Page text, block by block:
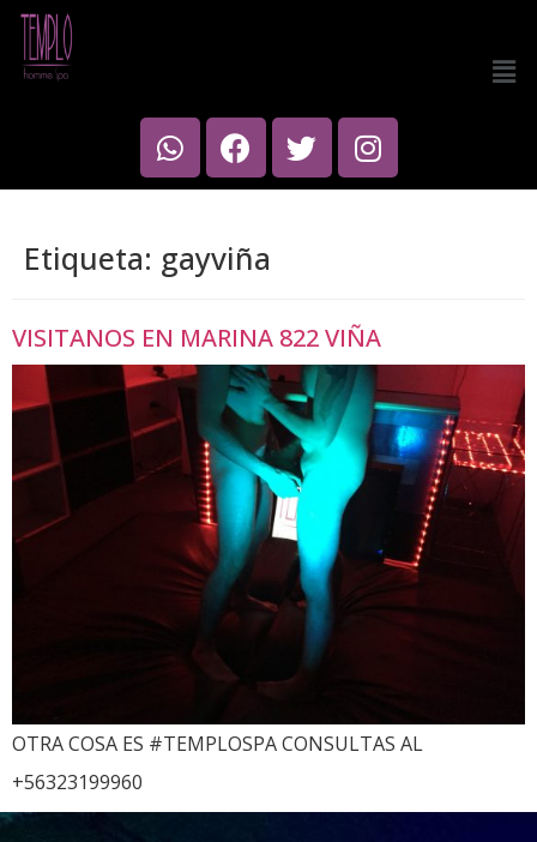
Etiqueta: gayviña
VISITANOS EN MARINA 822 VIÑA
OTRA COSA ES #TEMPLOSPA CONSULTAS AL
+56323199960